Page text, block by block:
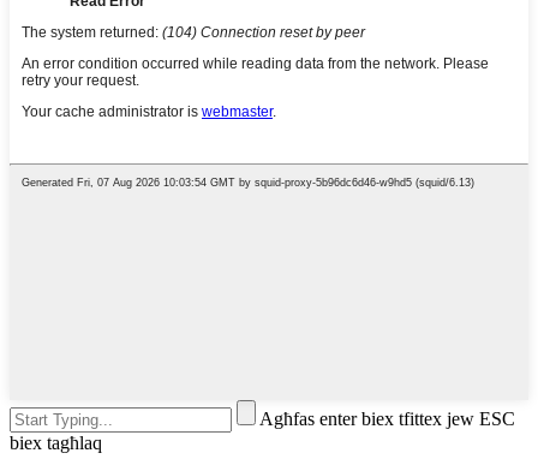
Agħfas enter biex tfittex jew ESC
biex tagħlaq